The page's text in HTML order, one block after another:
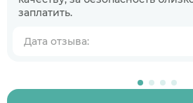
заплатить.
Дата отзыва:
пансионате?
В ближайшее время